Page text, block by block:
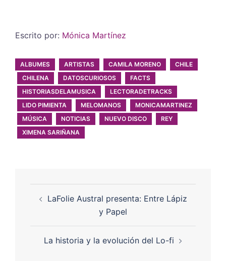
Escrito por: Mónica Martínez
ALBUMES ARTISTAS CAMILA MORENO
CHILE
CHILENA
DATOSCURIOSOS
FACTS
HISTORIASDELAMUSICA
LECTORADETRACKS
LIDO PIMIENTA
MELOMANOS
MONICAMARTINEZ
MÚSICA
NOTICIAS NUEVO DISCO
REY
XIMENA SARIÑANA
LaFolie Austral presenta: Entre Lápiz
y Papel
La historia y la evolución del Lo-fi